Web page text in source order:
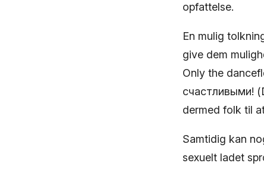
opfattelse.
En mulig
give dem
Only the
счастливыми!
dermed folk til
Samtidig kan
sexuelt ladet